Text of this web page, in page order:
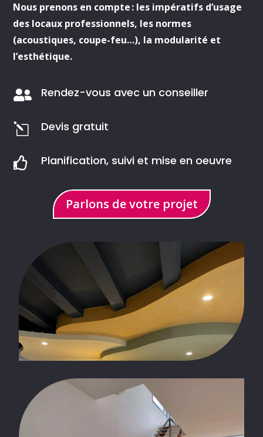
Nous prenons en compte : les impératifs d’usage
des locaux professionnels, les normes
(acoustiques, coupe-feu…), la modularité et
l’esthétique.
 Rendez-vous avec un conseiller
l Devis gratuit
 Planification, suivi et mise en oeuvre
Parlons de votre projet